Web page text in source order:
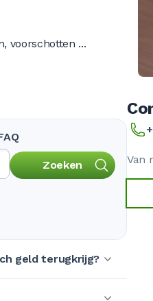
voorschotten ...
Zoeken
geld terugkrijg?
Van